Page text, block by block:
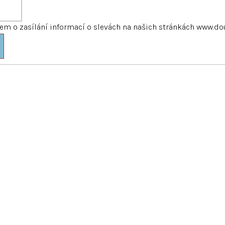
o zasílání informací o slevách na našich stránkách